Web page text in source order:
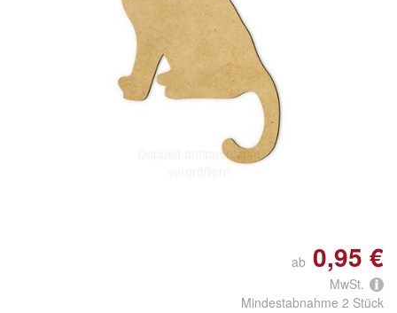
Doppelt antippen zum
ab 0,95 €
MwSt.
Mindestabnahme 2 Stück